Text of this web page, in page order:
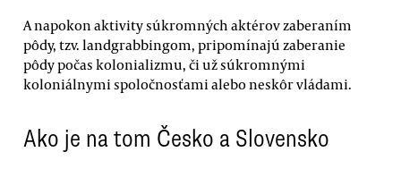
A napokon aktivity súkromných aktérov zaberaním
pôdy, tzv. landgrabbingom, pripomínajú zaberanie
pôdy počas kolonializmu, či už súkromnými
koloniálnymi spoločnosťami alebo neskôr vládami.
Ako je na tom Česko a Slovensko